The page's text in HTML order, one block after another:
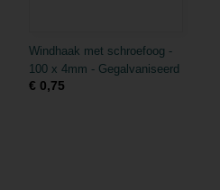
Windhaak met schroefoog -
100 x 4mm - Gegalvaniseerd
€ 0,75